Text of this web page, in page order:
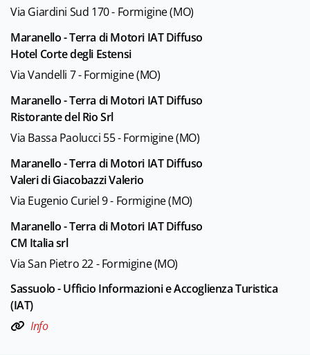
Via Giardini Sud 170 - Formigine (MO)
Maranello - Terra di Motori IAT Diffuso
Hotel Corte degli Estensi
Via Vandelli 7 - Formigine (MO)
Maranello - Terra di Motori IAT Diffuso
Ristorante del Rio Srl
Via Bassa Paolucci 55 - Formigine (MO)
Maranello - Terra di Motori IAT Diffuso
Valeri di Giacobazzi Valerio
Via Eugenio Curiel 9 - Formigine (MO)
Maranello - Terra di Motori IAT Diffuso
CM Italia srl
Via San Pietro 22 - Formigine (MO)
Sassuolo - Ufficio Informazioni e Accoglienza Turistica
(IAT)
Info